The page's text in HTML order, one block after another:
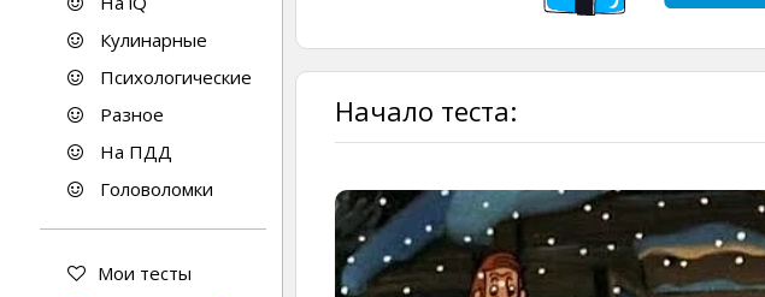
Кулинарные
Психологические
Разное
На ПДД
Головоломки
Мои тесты
Начало теста: